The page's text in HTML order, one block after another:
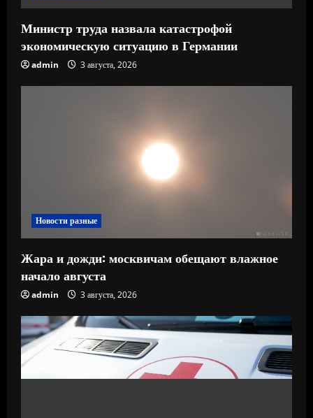
Министр труда назвала катастрофой
экономическую ситуацию в Германии
admin 3 августа, 2026
Новости разные
Жара и дожди: москвичам обещают влажное
начало августа
admin 3 августа, 2026